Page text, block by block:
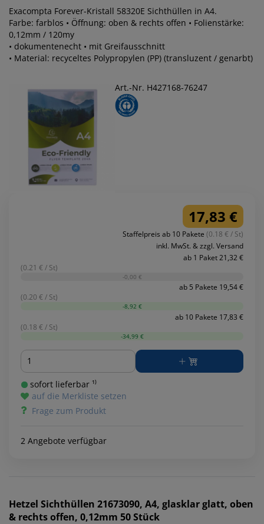
Exacompta Forever-Kristall 58320E Sichthüllen in A4.
Farbe: farblos • Öffnung: oben & rechts offen • Folienstärke:
0,12mm / 120my
• dokumentenecht • mit Greifausschnitt
• Material: recyceltes Polypropylen (PP) (transluzent / genarbt)
Art.-Nr. H427168-76247
17,83 €
Staffelpreis ab 10 Pakete (0.18 € / St)
inkl. MwSt. & zzgl. Versand
ab 1 Paket 21,32 €
(0.21 € / St)
-0,00 €
ab 5 Pakete 19,54 €
(0.20 € / St)
-8,92 €
ab 10 Pakete 17,83 €
(0.18 € / St)
-34,99 €
Menge
sofort lieferbar ¹⁾
auf die Merkliste setzen
Frage zum Produkt
2 Angebote verfügbar
Hetzel Sichthüllen 21673090, A4, glasklar glatt, oben
& rechts offen, 0,12mm 50 Stück